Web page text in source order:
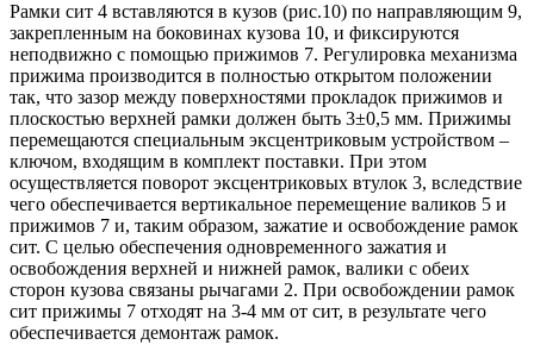
Рамки сит 4 вставляются в кузов (рис.10) по направляющим 9,
закрепленным на боковинах кузова 10, и фиксируются
неподвижно с помощью прижимов 7. Регулировка механизма
прижима производится в полностью открытом положении
так, что зазор между поверхностями прокладок прижимов и
плоскостью верхней рамки должен быть 3±0,5 мм. Прижимы
перемещаются специальным эксцентриковым устройством –
ключом, входящим в комплект поставки. При этом
осуществляется поворот эксцентриковых втулок 3, вследствие
чего обеспечивается вертикальное перемещение валиков 5 и
прижимов 7 и, таким образом, зажатие и освобождение рамок
сит. С целью обеспечения одновременного зажатия и
освобождения верхней и нижней рамок, валики с обеих
сторон кузова связаны рычагами 2. При освобождении рамок
сит прижимы 7 отходят на 3-4 мм от сит, в результате чего
обеспечивается демонтаж рамок.